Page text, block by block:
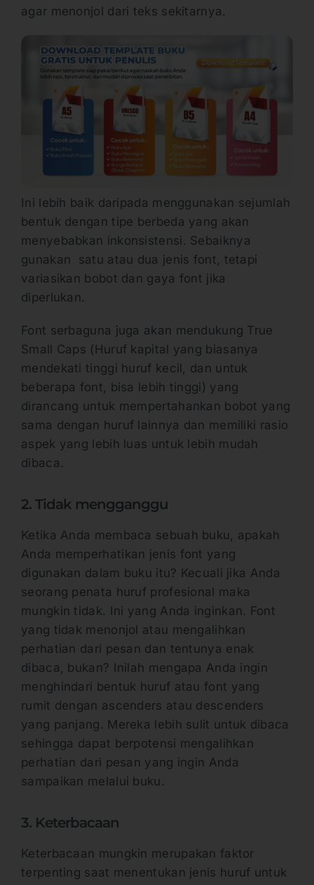
agar menonjol dari teks sekitarnya.
Ini lebih baik daripada menggunakan sejumlah
bentuk dengan tipe berbeda yang akan
menyebabkan inkonsistensi. Sebaiknya
gunakan satu atau dua jenis font, tetapi
variasikan bobot dan gaya font jika
diperlukan.
Font serbaguna juga akan mendukung True
Small Caps (Huruf kapital yang biasanya
mendekati tinggi huruf kecil, dan untuk
beberapa font, bisa lebih tinggi) yang
dirancang untuk mempertahankan bobot yang
sama dengan huruf lainnya dan memiliki rasio
aspek yang lebih luas untuk lebih mudah
dibaca.
2. Tidak mengganggu
Ketika Anda membaca sebuah buku, apakah
Anda memperhatikan jenis font yang
digunakan dalam buku itu? Kecuali jika Anda
seorang penata huruf profesional maka
mungkin tidak. Ini yang Anda inginkan. Font
yang tidak menonjol atau mengalihkan
perhatian dari pesan dan tentunya enak
dibaca, bukan? Inilah mengapa Anda ingin
menghindari bentuk huruf atau font yang
rumit dengan ascenders atau descenders
yang panjang. Mereka lebih sulit untuk dibaca
sehingga dapat berpotensi mengalihkan
perhatian dari pesan yang ingin Anda
sampaikan melalui buku.
3. Keterbacaan
Keterbacaan mungkin merupakan faktor
terpenting saat menentukan jenis huruf untuk